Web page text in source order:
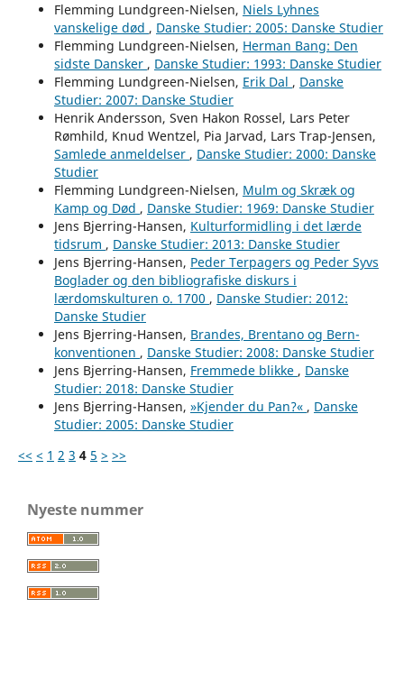
Flemming Lundgreen-Nielsen, Niels Lyhnes
vanskelige død , Danske Studier: 2005: Danske Studier
Flemming Lundgreen-Nielsen, Herman Bang: Den
sidste Dansker , Danske Studier: 1993: Danske Studier
Flemming Lundgreen-Nielsen, Erik Dal , Danske
Studier: 2007: Danske Studier
Henrik Andersson, Sven Hakon Rossel, Lars Peter
Rømhild, Knud Wentzel, Pia Jarvad, Lars Trap-Jensen,
Samlede anmeldelser , Danske Studier: 2000: Danske
Studier
Flemming Lundgreen-Nielsen, Mulm og Skræk og
Kamp og Død , Danske Studier: 1969: Danske Studier
Jens Bjerring-Hansen, Kulturformidling i det lærde
tidsrum , Danske Studier: 2013: Danske Studier
Jens Bjerring-Hansen, Peder Terpagers og Peder Syvs
Boglader og den bibliografiske diskurs i
lærdomskulturen o. 1700 , Danske Studier: 2012:
Danske Studier
Jens Bjerring-Hansen, Brandes, Brentano og Bern-
konventionen , Danske Studier: 2008: Danske Studier
Jens Bjerring-Hansen, Fremmede blikke , Danske
Studier: 2018: Danske Studier
Jens Bjerring-Hansen, »Kjender du Pan?« , Danske
Studier: 2005: Danske Studier
<< < 1 2 3 4 5 > >>
Nyeste nummer